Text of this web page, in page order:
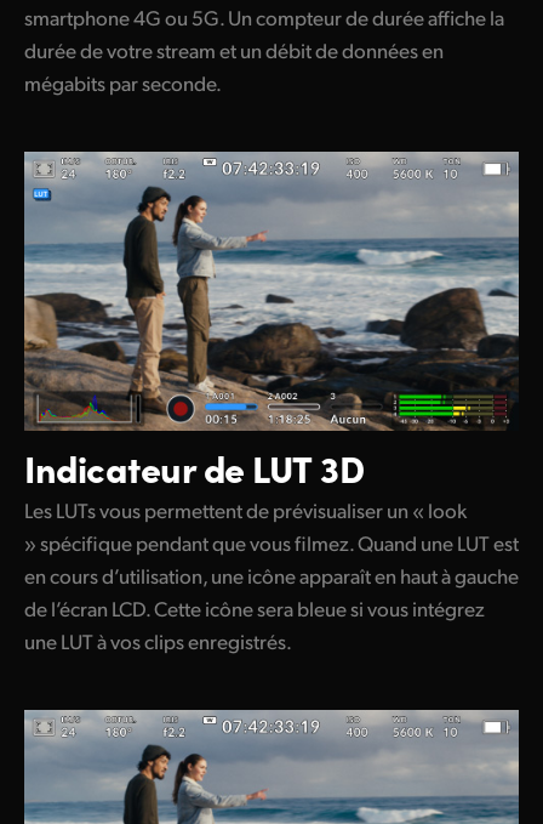
smartphone 4G ou 5G. Un compteur de durée affiche la
durée de votre stream et un débit de données en
mégabits par seconde.
Indicateur de LUT 3D
Les LUTs vous permettent de prévisualiser un « look
» spécifique pendant que vous filmez. Quand une LUT est
en cours d’utilisation, une icône apparaît en haut à gauche
de l’écran LCD. Cette icône sera bleue si vous intégrez
une LUT à vos clips enregistrés.